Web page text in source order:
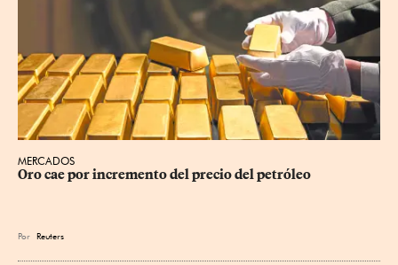
MERCADOS
Oro cae por incremento del precio del petróleo
Por Reuters